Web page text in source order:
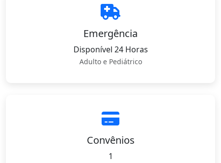
Emergência
Disponível 24 Horas
Adulto e Pediátrico
Convênios
1